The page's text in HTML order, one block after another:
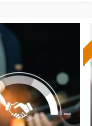
100%
autónomos.
Sector
Almacenes.